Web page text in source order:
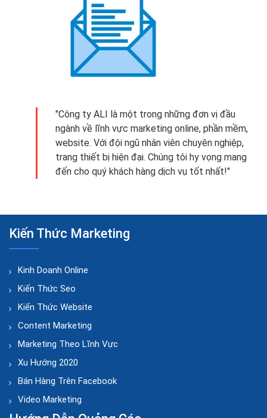
"Công ty ALI là một trong những đơn vị đầu
ngành về lĩnh vực marketing online, phần mềm,
website. Với đội ngũ nhân viên chuyên nghiệp,
trang thiết bị hiện đại. Chúng tôi hy vọng mang
đến cho quý khách hàng dịch vụ tốt nhất!"
Kiến Thức Marketing
Kinh Doanh Online
Kiến Thức Seo
Kiến Thức Website
Content Marketing
Marketing Theo Lĩnh Vực
Xu Hướng 2020
Bán Hàng Trên Facebook
Video Marketing